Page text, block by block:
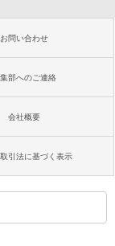
お問い合わせ
部へのご連絡
会社概要
引法に基づく表示